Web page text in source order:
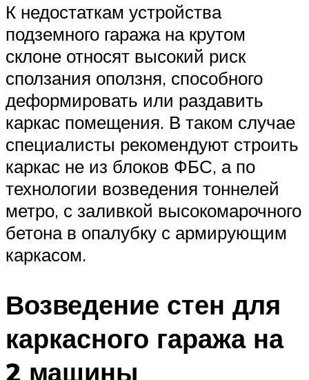
К недостаткам устройства
подземного гаража на крутом
склоне относят высокий риск
сползания оползня, способного
деформировать или раздавить
каркас помещения. В таком случае
специалисты рекомендуют строить
каркас не из блоков ФБС, а по
технологии возведения тоннелей
метро, с заливкой высокомарочного
бетона в опалубку с армирующим
каркасом.
Возведение стен для
каркасного гаража на
2 машины